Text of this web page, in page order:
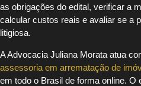
as obrigações do edital, verificar a
calcular custos reais e avaliar se a
litigiosa.
A Advocacia Juliana Morata atua
assessoria em arrematação de
em todo o Brasil de forma online. O